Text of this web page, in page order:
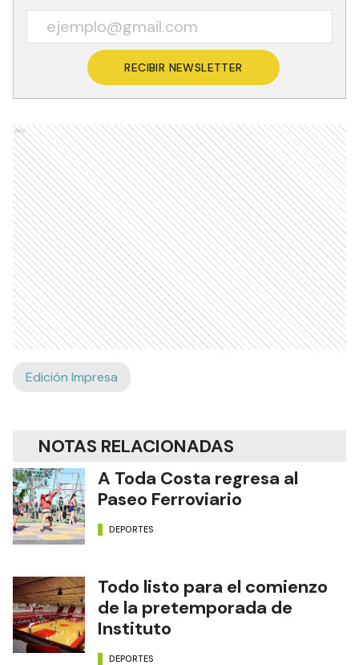
RECIBIR NEWSLETTER
Ads
Edición Impresa
NOTAS RELACIONADAS
A Toda Costa regresa al
Paseo Ferroviario
DEPORTES
Todo listo para el comienzo
de la pretemporada de
Instituto
DEPORTES